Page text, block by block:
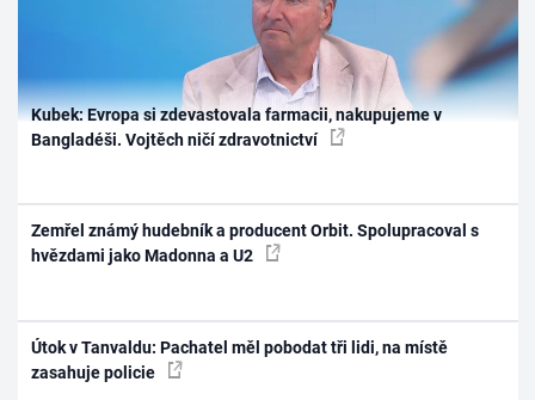
Kubek: Evropa si zdevastovala farmacii, nakupujeme v
Bangladéši. Vojtěch ničí zdravotnictví
Zemřel známý hudebník a producent Orbit. Spolupracoval s
hvězdami jako Madonna a U2
Útok v Tanvaldu: Pachatel měl pobodat tři lidi, na místě
zasahuje policie